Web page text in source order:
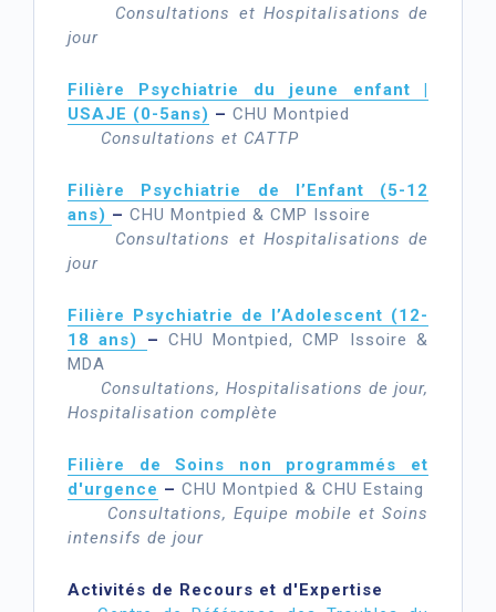
Consultations et Hospitalisations de
jour
Filière Psychiatrie du jeune enfant |
USAJE (0-5ans) – CHU Montpied
Consultations et CATTP
Filière Psychiatrie de l’Enfant (5-12
ans) – CHU Montpied & CMP Issoire
Consultations et Hospitalisations de
jour
Filière Psychiatrie de l’Adolescent (12-
18 ans) – CHU Montpied, CMP Issoire &
MDA
Consultations, Hospitalisations de jour,
Hospitalisation complète
Filière de Soins non programmés et
d'urgence – CHU Montpied & CHU Estaing
Consultations, Equipe mobile et Soins
intensifs de jour
Activités de Recours et d'Expertise